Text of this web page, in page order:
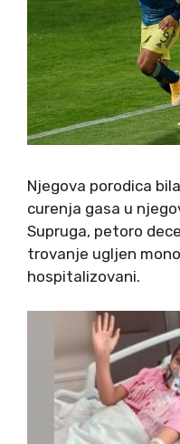
Njegova porodica
curenja gasa u
Supruga, petoro
trovanje ugljen
hospitalizovani.